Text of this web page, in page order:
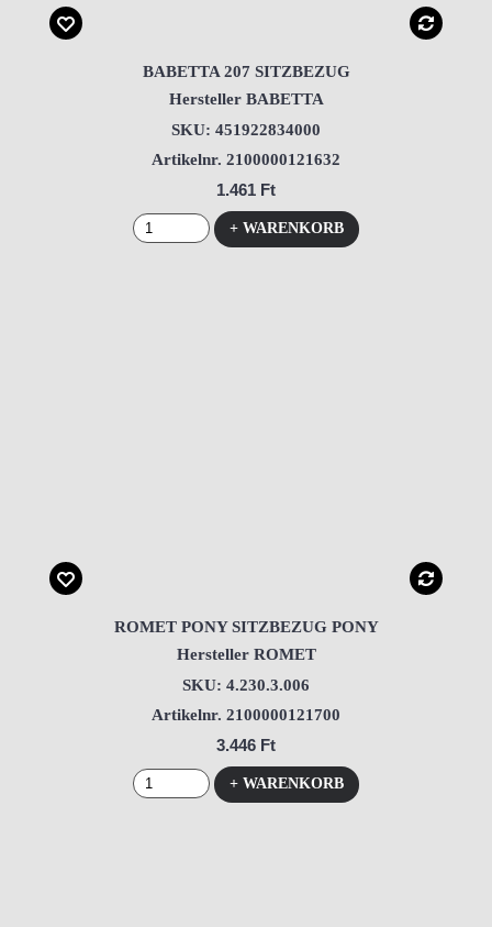
BABETTA 207 SITZBEZUG
Hersteller BABETTA
SKU: 451922834000
Artikelnr. 2100000121632
1.461 Ft
+ WARENKORB
ROMET PONY SITZBEZUG PONY
Hersteller ROMET
SKU: 4.230.3.006
Artikelnr. 2100000121700
3.446 Ft
+ WARENKORB